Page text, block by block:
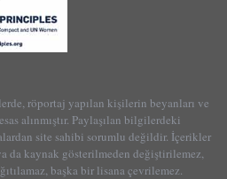
röportaj yapılan kişilerin beyanları ve
alınmıştır. Paylaşılan bilgilerdeki
site sahibi sorumlu değildir. İçerikler
da kaynak gösterilmeden değiştirilemez,
başka bir lisana çevrilemez.